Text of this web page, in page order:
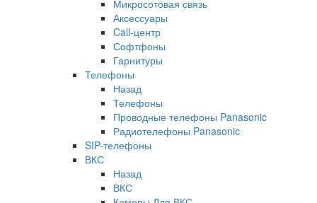
Микросотовая связь
Аксессуары
Call-центр
Софтфоны
Гарнитуры
Телефоны
Назад
Телефоны
Проводные телефоны Panasonic
Радиотелефоны Panasonic
SIP-телефоны
ВКС
Назад
ВКС